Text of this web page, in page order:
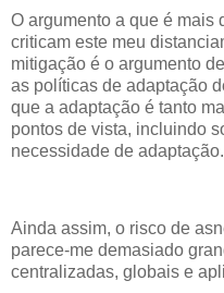
O argumento a que é mais
criticam este meu
mitigação é o argumento
as políticas de adaptação
que a adaptação é tanto
pontos de vista, incluindo
necessidade de adaptação.
Ainda assim, o risco de
parece-me demasiado
centralizadas, globais e